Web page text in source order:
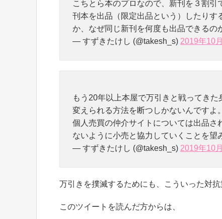
こちとら本のプロなので、新刊を３割
刊本を出品（限定出品という）したり
か、なぜ同じ新刊を何度も出品できるの
— すずきたけし (@takesh_s) 2019年10
もう20年以上本屋で万引きと戦ってき
変えられる方法を断つしかないんですよ。
個人売買の仲介サイトについては出品さ
ないように小売と協力していくことを望
— すずきたけし (@takesh_s) 2019年10
万引きを撲滅するためにも、こういった対抗
このツイートを読んだ方からは、